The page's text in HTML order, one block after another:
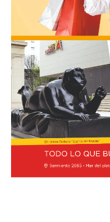
En tanto, el viernes 21
Cerebro Mágico:
circuitos”, a cargo de
taller práctico de arte,
finalizar cada
terminada. Es una
materiales) destinada
Los participantes
acompañados por una
asistentes $12.000 y
entradas están
viernes de 14 a 19.